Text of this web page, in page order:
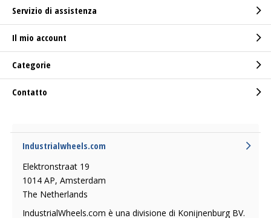
Servizio di assistenza
Il mio account
Categorie
Contatto
Industrialwheels.com
Elektronstraat 19
1014 AP, Amsterdam
The Netherlands
IndustrialWheels.com è una divisione di Konijnenburg BV.